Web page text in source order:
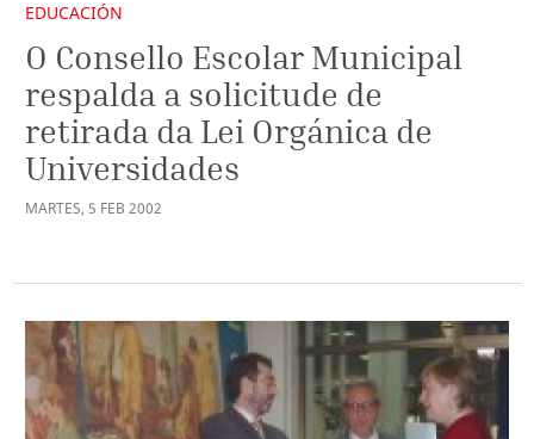
EDUCACIÓN
O Consello Escolar Municipal
respalda a solicitude de
retirada da Lei Orgánica de
Universidades
MARTES, 5 FEB 2002